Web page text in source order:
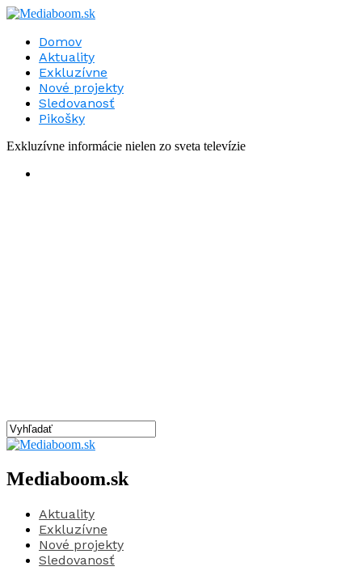
Domov
Aktuality
Exkluzívne
Nové projekty
Sledovanosť
Pikošky
Exkluzívne informácie nielen zo sveta televízie
Mediaboom.sk
Aktuality
Exkluzívne
Nové projekty
Sledovanosť